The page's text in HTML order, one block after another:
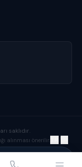
saklıdır.
alınması önerilir. /EN
Danışmanınız çevrimiçi